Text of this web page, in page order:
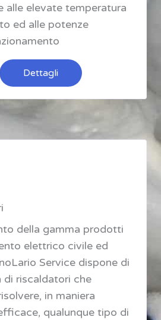
alle elevate temperatura
ed alle potenze
Dettagli
della gamma prodotti
elettrico civile ed
Service dispone di
di riscaldatori che
in maniera
qualunque tipo di